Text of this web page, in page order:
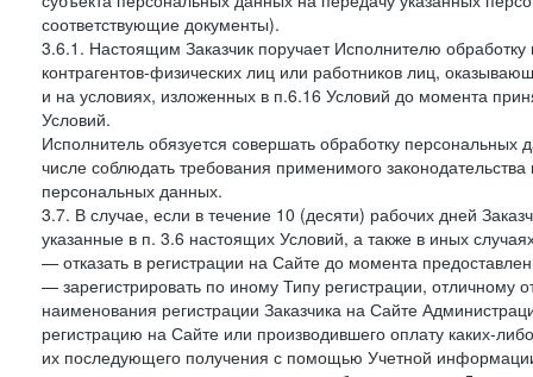
соответствующие документы).
3.6.1. Настоящим Заказчик поручает Исполнителю
контрагентов-физических лиц или работников лиц,
и на условиях, изложенных в п.6.16 Условий до момента
Условий.
Исполнитель обязуется совершать обработку
числе соблюдать требования применимого
персональных данных.
3.7. В случае, если в течение 10 (десяти) рабочих дней
указанные в п. 3.6 настоящих Условий, а также в иных
— отказать в регистрации на Сайте до момента
— зарегистрировать по иному Типу регистрации, отличному
наименования регистрации Заказчика на Сайте
регистрацию на Сайте или производившего оплату каких-
их последующего получения с помощью Учетной